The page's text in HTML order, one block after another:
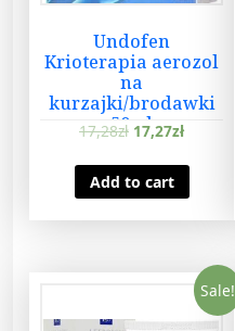
Undofen
Krioterapia aerozol
na
kurzajki/brodawki
50ml
17,28zł 17,27zł
Add to cart
Sale!